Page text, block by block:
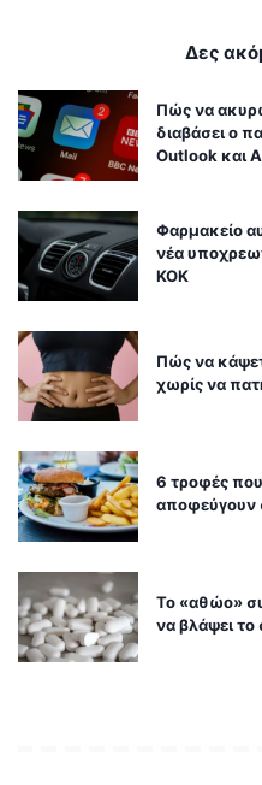
Δες
Πώς να
διαβάσει ο
Outlook και
Φαρμακείο
νέα
ΚΟΚ
Πώς να
χωρίς να
6 τροφές που
αποφεύγουν
Το «αθώο»
να βλάψει το